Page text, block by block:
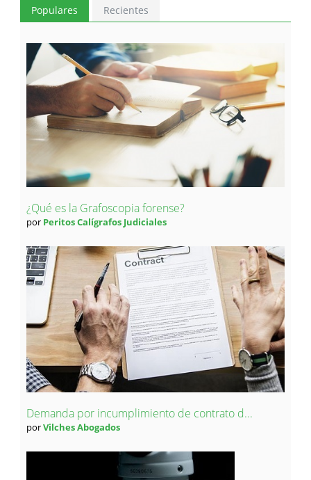
Populares Recientes
¿Qué es la Grafoscopia forense?
por Peritos Calígrafos Judiciales
Demanda por incumplimiento de contrato d...
porVilches Abogados